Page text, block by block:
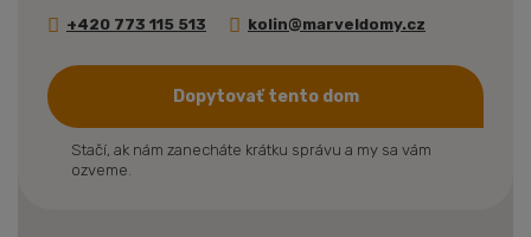
+420 773 115 513 kolin@marveldomy.cz
Dopytovať tento dom
Stačí, ak nám zanecháte krátku správu a my sa vám
ozveme.